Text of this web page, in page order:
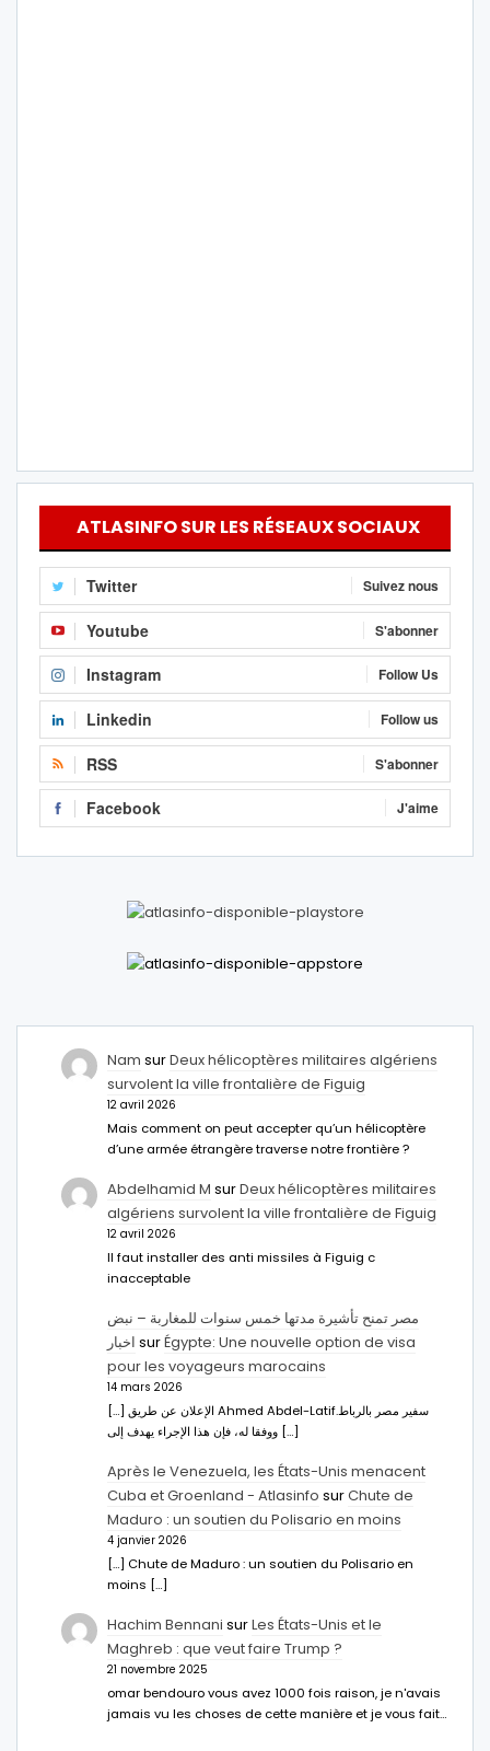
ATLASINFO SUR LES RÉSEAUX SOCIAUX
Twitter Suivez nous
Youtube S'abonner
Instagram Follow Us
Linkedin Follow us
RSS S'abonner
Facebook J'aime
Nam surDeux hélicoptères militaires algériens
survolent la ville frontalière de Figuig
12 avril 2026
Mais comment on peut accepter qu’un hélicoptère
d’une armée étrangère traverse notre frontière ?
Abdelhamid M surDeux hélicoptères militaires
algériens survolent la ville frontalière de Figuig
12 avril 2026
Il faut installer des anti missiles à Figuig c
inacceptable
مصر تمنح تأشيرة مدتها خمس سنوات للمغاربة – نبض
اخبار surÉgypte: Une nouvelle option de visa
pour les voyageurs marocains
14 mars 2026
[…] الإعلان عن طريق Ahmed Abdel-Latifسفير مصر بالرباط.
ووفقا له، فإن هذا الإجراء يهدف إلى […]
Après le Venezuela, les États-Unis menacent
Cuba et Groenland - Atlasinfo surChute de
Maduro : un soutien du Polisario en moins
4 janvier 2026
[…] Chute de Maduro : un soutien du Polisario en
moins […]
Hachim Bennani surLes États-Unis et le
Maghreb : que veut faire Trump ?
21 novembre 2025
omar bendouro vous avez 1000 fois raison, je n'avais
jamais vu les choses de cette manière et je vous fait…